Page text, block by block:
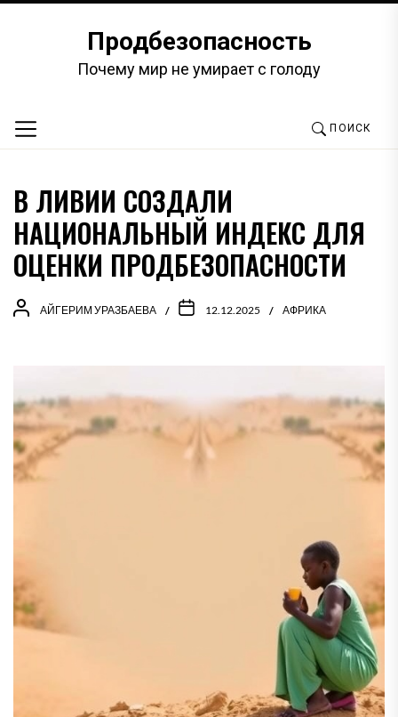
содержимомуПродбезопасность
Почему мир не умирает с голоду
ПОИСК
В ЛИВИИ СОЗДАЛИ
НАЦИОНАЛЬНЫЙ ИНДЕКС ДЛЯ
ОЦЕНКИ ПРОДБЕЗОПАСНОСТИ
АЙГЕРИМ УРАЗБАЕВА 12.12.2025 АФРИКА